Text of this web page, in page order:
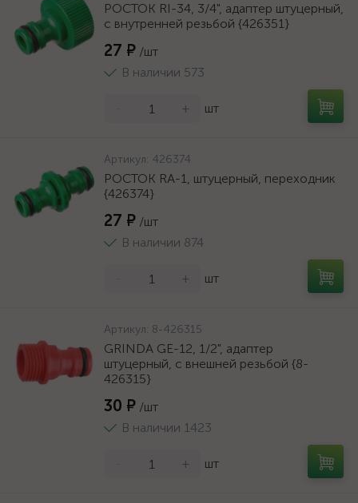
РОСТОК RI-34, 3/4", адаптер штуцерный,
с внутренней резьбой {426351}
27 ₽ /шт
В наличии 573
+ шт
Артикул: 426374
РОСТОК RA-1, штуцерный, переходник
{426374}
27 ₽ /шт
В наличии 874
+ шт
Артикул: 8-426315
GRINDA GE-12, 1/2", адаптер
штуцерный, с внешней резьбой {8-
426315}
30 ₽ /шт
В наличии 1423
+ шт